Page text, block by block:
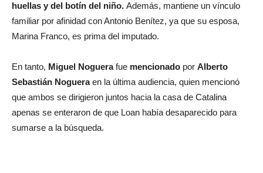
huellas y del botín del niño. Además, mantiene un vínculo
familiar por afinidad con Antonio Benítez, ya que su esposa,
Marina Franco, es prima del imputado.
En tanto, Miguel Noguerafue mencionado por Alberto
Sebastián Nogueraen la última audiencia, quien mencionó
que ambos se dirigieron juntos hacia la casa de Catalina
apenas se enteraron de que Loan había desaparecido para
sumarse a la búsqueda.